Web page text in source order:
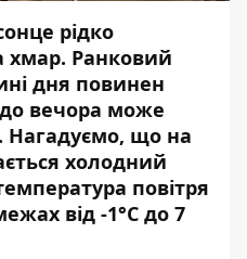
рідко
хмар. Ранковий
дня повинен
вечора може
Нагадуємо, що на
холодний
повітря
від -1°С до 7